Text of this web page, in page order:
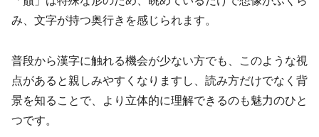
み、文字が持つ奥行きを感じられます。
普段から漢字に触れる機会が少ない方でも、このような視
点があると親しみやすくなりますし、読み方だけでなく背
景を知ることで、より立体的に理解できるのも魅力のひと
つです。